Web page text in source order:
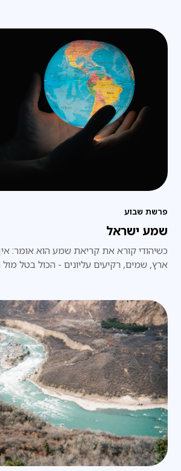
פרשת שבוע
שמע ישראל
כשיהודי קורא את קריאת שמע הוא אומר:
ארץ, שמים, רקיעים עליונים - הכול בטל מול